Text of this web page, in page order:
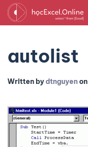
autolist
Written bydtnguyenon